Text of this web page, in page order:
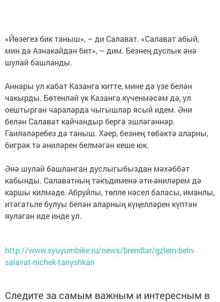
«Йөзегез бик таныш», – ди Салават. «Салават абый,
мин дә Азнакайдан бит», – дим. Безнең дуслык әнә
шулай башланды.
Аннары ул кабат Казанга китте, мине дә үзе белән
чакырды. Бөтенләй үк Казанга күченмәсәм дә, ул
оештырган чараларда чыгышлар ясый идем. Әни
белән Салават кайчандыр бергә эшләгәннәр.
Гаиләләребез дә таныш. Хәер, безнең төбәктә аларны,
бигрәк тә әниләрен белмәгән кеше юк.
Әнә шулай башланган дуслыгыбыздан мәхәббәт
кабынды. Салаватның тәкъдименә әти-әниләрем дә
каршы килмәде. Абруйлы, төпле нәсел баласы, иманлы,
итәгатьле булуы белән аларның күңелләрен күптән
яулаган иде инде ул.
http://www.syuyumbike.ru/news/brendlar/gzlem-beln-
salavat-nichek-tanyshkan
Следите за самым важным и интересным в